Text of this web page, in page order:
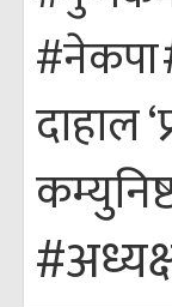
#नेकपा
दाहाल